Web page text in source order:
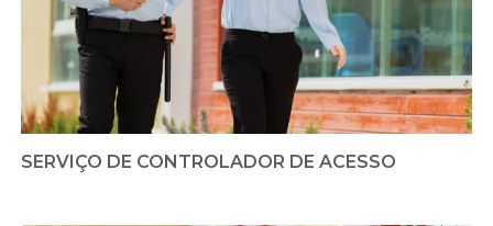
SERVIÇO DE CONTROLADOR DE ACESSO